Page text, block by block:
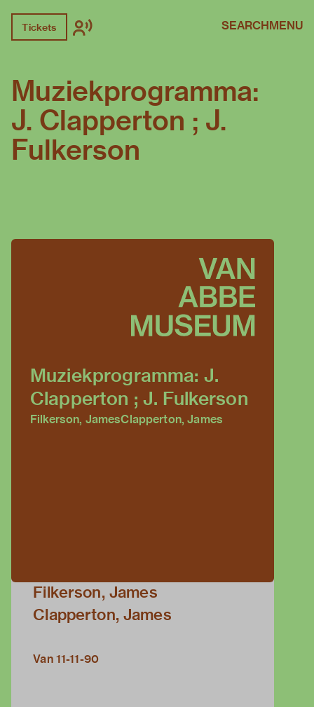
Tickets SEARCHMENU
Muziekprogramma:
J. Clapperton ; J.
Fulkerson
Muziekprogramma: J.
Clapperton ; J. Fulkerson
Filkerson, JamesClapperton, James
Filkerson, James
Clapperton, James
Van 11-11-90